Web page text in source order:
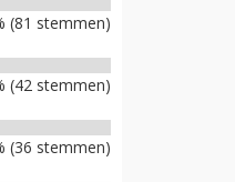
(81 stemmen)
(42 stemmen)
(36 stemmen)